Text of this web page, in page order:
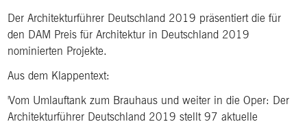
Der Architekturführer Deutschland 2019 präsentiert die für
den DAM Preis für Architektur in Deutschland 2019
nominierten Projekte.
Aus dem Klappentext:
'Vom Umlauftank zum Brauhaus und weiter in die Oper: Der
Architekturführer Deutschland 2019 stellt 97 aktuelle